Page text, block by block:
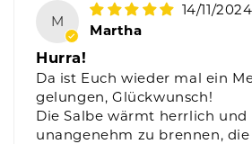
M
14/11/2024
Martha
Hurra!
Da ist Euch wieder mal ein
gelungen, Glückwunsch!
Die Salbe wärmt herrlich und
unangenehm zu brennen,